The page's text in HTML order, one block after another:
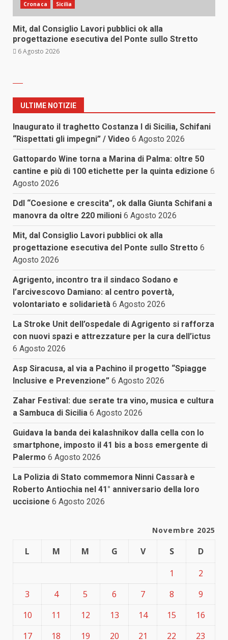
Cronaca Sicilia
Mit, dal Consiglio Lavori pubblici ok alla
progettazione esecutiva del Ponte sullo Stretto
6 Agosto 2026
ULTIME NOTIZIE
Inaugurato il traghetto Costanza I di Sicilia, Schifani
“Rispettati gli impegni” / Video 6 Agosto 2026
Gattopardo Wine torna a Marina di Palma: oltre 50
cantine e più di 100 etichette per la quinta edizione 6
Agosto 2026
Ddl “Coesione e crescita”, ok dalla Giunta Schifani a
manovra da oltre 220 milioni 6 Agosto 2026
Mit, dal Consiglio Lavori pubblici ok alla
progettazione esecutiva del Ponte sullo Stretto 6
Agosto 2026
Agrigento, incontro tra il sindaco Sodano e
l’arcivescovo Damiano: al centro povertà,
volontariato e solidarietà 6 Agosto 2026
La Stroke Unit dell’ospedale di Agrigento si rafforza
con nuovi spazi e attrezzature per la cura dell’ictus
6 Agosto 2026
Asp Siracusa, al via a Pachino il progetto “Spiagge
Inclusive e Prevenzione” 6 Agosto 2026
Zahar Festival: due serate tra vino, musica e cultura
a Sambuca di Sicilia 6 Agosto 2026
Guidava la banda dei kalashnikov dalla cella con lo
smartphone, imposto il 41 bis a boss emergente di
Palermo 6 Agosto 2026
La Polizia di Stato commemora Ninni Cassarà e
Roberto Antiochia nel 41° anniversario della loro
uccisione 6 Agosto 2026
Novembre 2025
L M M G V S
D
1
2
3
4 5 6 7 8
9
10
11 12 13 14 15
16
17
18 19 20 21 22 23